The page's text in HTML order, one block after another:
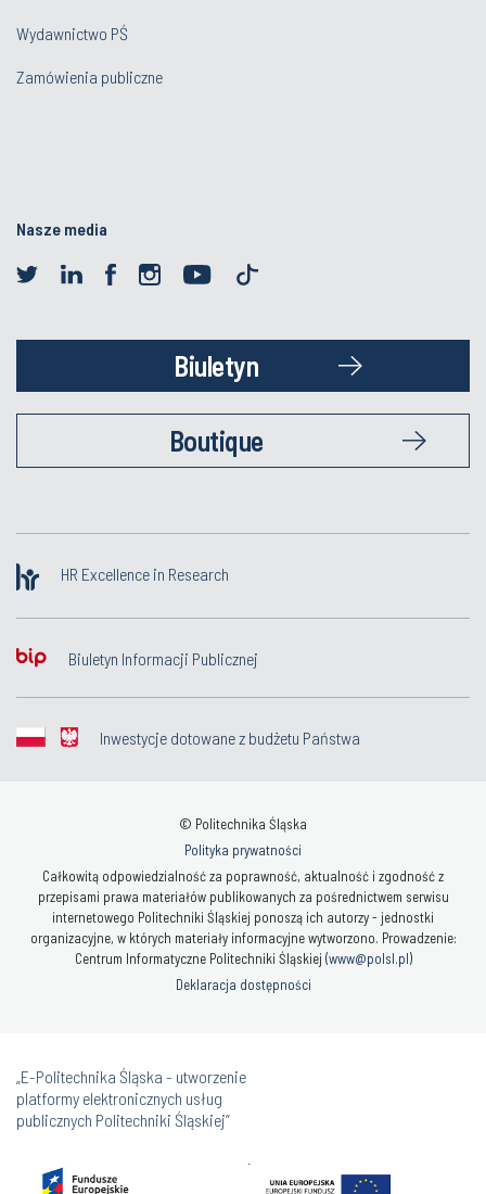
Wydawnictwo PŚ
Zamówienia publiczne
Nasze media
Biuletyn
Boutique
HR Excellence in Research
Biuletyn Informacji Publicznej
Inwestycje dotowane z budżetu Państwa
© Politechnika Śląska
Polityka prywatności
Całkowitą odpowiedzialność za poprawność, aktualność i zgodność z
przepisami prawa materiałów publikowanych za pośrednictwem serwisu
internetowego Politechniki Śląskiej ponoszą ich autorzy - jednostki
organizacyjne, w których materiały informacyjne wytworzono. Prowadzenie:
Centrum Informatyczne Politechniki Śląskiej (www@polsl.pl)
Deklaracja dostępności
„E-Politechnika Śląska - utworzenie
platformy elektronicznych usług
publicznych Politechniki Śląskiej”